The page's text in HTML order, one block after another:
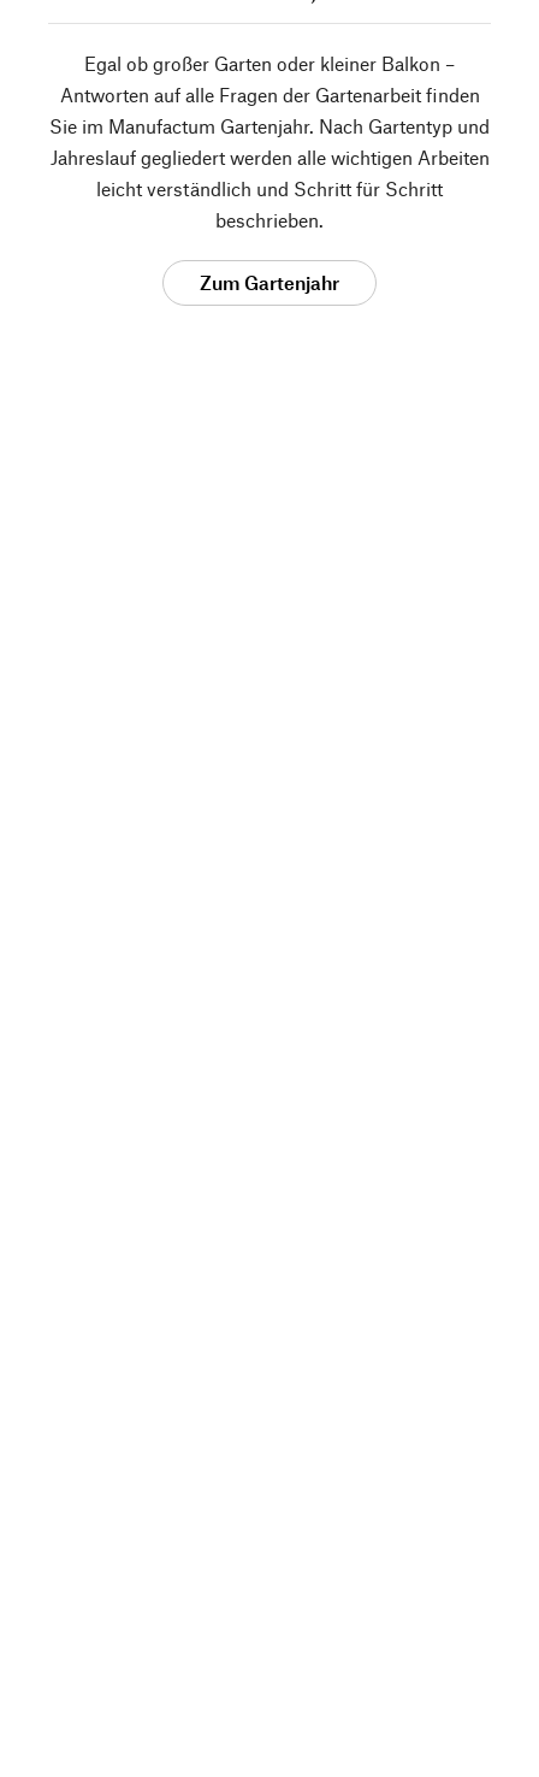
Egal ob großer Garten oder kleiner Balkon –
Antworten auf alle Fragen der Gartenarbeit finden
Sie im Manufactum Gartenjahr. Nach Gartentyp und
Jahreslauf gegliedert werden alle wichtigen Arbeiten
leicht verständlich und Schritt für Schritt
beschrieben.
Zum Gartenjahr